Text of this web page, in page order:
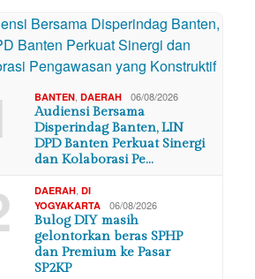
BANTEN,DAERAH 06/08/2026
Audiensi Bersama
Disperindag Banten, LIN
DPD Banten Perkuat Sinergi
dan Kolaborasi Pe…
DAERAH,DI
YOGYAKARTA
06/08/2026
Bulog DIY masih
gelontorkan beras SPHP
dan Premium ke Pasar
SP2KP